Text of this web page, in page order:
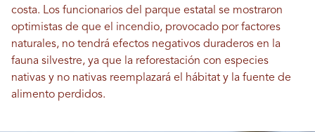
costa. Los funcionarios del parque estatal se mostraron
optimistas de que el incendio, provocado por factores
naturales, no tendrá efectos negativos duraderos en la
fauna silvestre, ya que la reforestación con especies
nativas y no nativas reemplazará el hábitat y la fuente de
alimento perdidos.